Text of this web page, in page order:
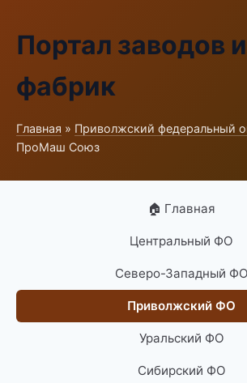
Портал заводов и
фабрик
Главная » Приволжский федеральный
ПроМаш Союз
🏠 Главная
Центральный ФО
Северо-Западный ФО
Приволжский ФО
Уральский ФО
Сибирский ФО